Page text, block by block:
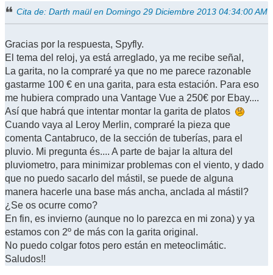
Cita de: Darth maül en Domingo 29 Diciembre 2013 04:34:00 AM
Gracias por la respuesta, Spyfly.
El tema del reloj, ya está arreglado, ya me recibe señal,
La garita, no la compraré ya que no me parece razonable
gastarme 100 € en una garita, para esta estación. Para eso
me hubiera comprado una Vantage Vue a 250€ por Ebay....
Así que habrá que intentar montar la garita de platos
Cuando vaya al Leroy Merlin, compraré la pieza que
comenta Cantabruco, de la sección de tuberías, para el
pluvio. Mi pregunta és.... A parte de bajar la altura del
pluviometro, para minimizar problemas con el viento, y dado
que no puedo sacarlo del mástil, se puede de alguna
manera hacerle una base más ancha, anclada al mástil?
¿Se os ocurre como?
En fin, es invierno (aunque no lo parezca en mi zona) y ya
estamos con 2º de más con la garita original.
No puedo colgar fotos pero están en meteoclimátic.
Saludos!!